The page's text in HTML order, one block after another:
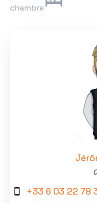
chambre
+33 6 03 22 78